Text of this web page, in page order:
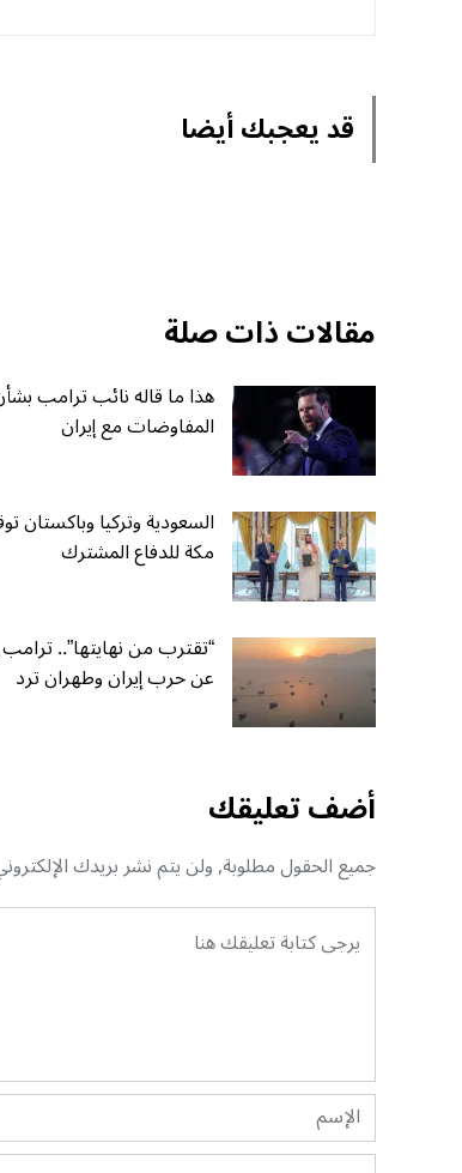
قد يعجبك أيضا
مقالات ذات صلة
هذا ما قاله نائب ترامب
المفاوضات مع إيران
السعودية وتركيا وباكستان
مكة للدفاع المشترك
“تقترب من نهايتها”..
عن حرب إيران وطهران ترد
أضف تعليقك
جميع الحقول مطلوبة, ولن يتم نشر بريدك